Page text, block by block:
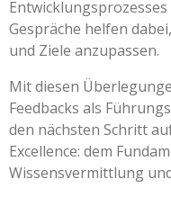
Gespräche helfen
und Ziele anzupassen.
Mit diesen
Feedbacks als
den nächsten Schritt
Excellence: dem
Wissensvermittlung